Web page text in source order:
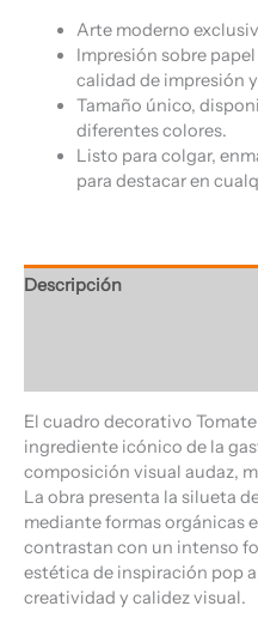
Arte moderno
Impresión sobre
calidad de impresión
Tamaño único,
diferentes colores.
Listo para colgar,
para destacar en
Descripción
El cuadro decorativo
ingrediente icónico de la
composición visual audaz,
La obra presenta la silueta
mediante formas orgánicas
contrastan con un intenso
estética de inspiración pop
creatividad y calidez visual.